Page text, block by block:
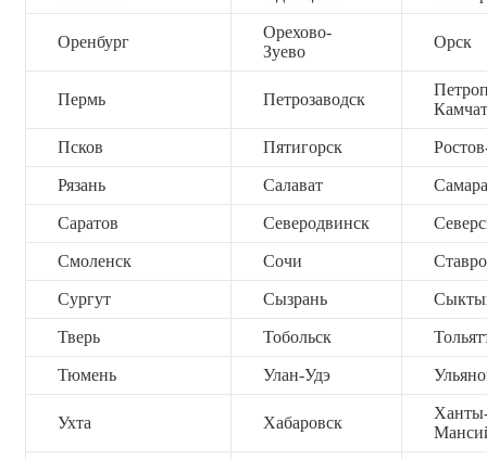
Оренбург
Орехово-
Зуево
Орск
Пермь Петрозаводск
Псков Пятигорск
Рязань Салават Самара
Саратов Северодвинск
Смоленск Сочи
Сургут Сызрань
Тверь Тобольск
Тюмень Улан-Удэ
Ухта Хабаровск